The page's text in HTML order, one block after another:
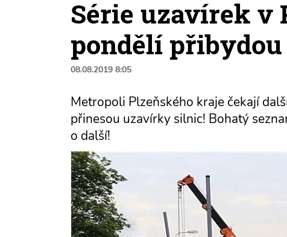
Série uzavírek v
pondělí
08.08.2019 8:05
Metropoli Plzeňského kraje čekají
přinesou uzavírky silnic! Bohatý
o další!